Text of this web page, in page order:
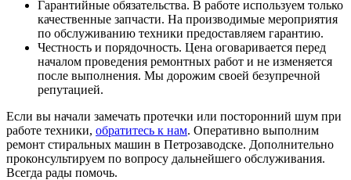
Гарантийные обязательства. В работе используем только
качественные запчасти. На производимые мероприятия
по обслуживанию техники предоставляем гарантию.
Честность и порядочность. Цена оговаривается перед
началом проведения ремонтных работ и не изменяется
после выполнения. Мы дорожим своей безупречной
репутацией.
Если вы начали замечать протечки или посторонний шум при
работе техники, обратитесь к нам. Оперативно выполним
ремонт стиральных машин в Петрозаводске. Дополнительно
проконсультируем по вопросу дальнейшего обслуживания.
Всегда рады помочь.